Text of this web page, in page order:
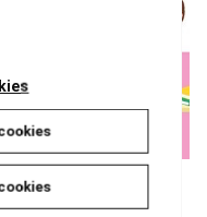
PEQUEÑO LIBRO DE LA
GUARDERÍA